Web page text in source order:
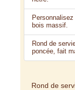
bois massif.
Rond de
poncée, fait
Rond de